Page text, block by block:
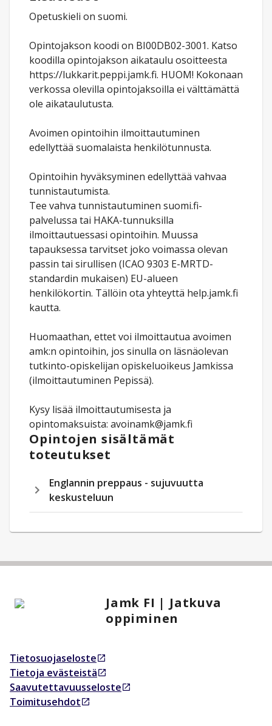
Opetuskieli on suomi.
Opintojakson koodi on BI00DB02-3001. Katso
koodilla opintojakson aikataulu osoitteesta
https://lukkarit.peppi.jamk.fi. HUOM! Kokonaan
verkossa olevilla opintojaksoilla ei välttämättä
ole aikataulutusta.
Avoimen opintoihin ilmoittautuminen
edellyttää suomalaista henkilötunnusta.
Opintoihin hyväksyminen edellyttää vahvaa
tunnistautumista.
Tee vahva tunnistautuminen suomi.fi-
palvelussa tai HAKA-tunnuksilla
ilmoittautuessasi opintoihin. Muussa
tapauksessa tarvitset joko voimassa olevan
passin tai sirullisen (ICAO 9303 E-MRTD-
standardin mukaisen) EU-alueen
henkilökortin. Tällöin ota yhteyttä help.jamk.fi
kautta.
Huomaathan, ettet voi ilmoittautua avoimen
amk:n opintoihin, jos sinulla on läsnäolevan
tutkinto-opiskelijan opiskeluoikeus Jamkissa
(ilmoittautuminen Pepissä).
Kysy lisää ilmoittautumisesta ja
opintomaksuista: avoinamk@jamk.fi
Opintojen sisältämät
toteutukset
Englannin preppaus - sujuvuutta
keskusteluun
Jamk FI | Jatkuva
oppiminen
Tietosuojaseloste
Avautuu uudessa välilehdessä
Tietoja evästeistä
Avautuu uudessa välilehdessä
Saavutettavuusseloste
Avautuu uudessa välilehdessä
Toimitusehdot
Avautuu uudessa välilehdessä